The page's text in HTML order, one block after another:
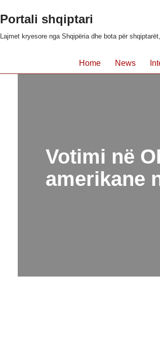
Portali shqiptari
Lajmet kryesore nga Shqipëria dhe bota për
Home News
Votimi në
amerikane